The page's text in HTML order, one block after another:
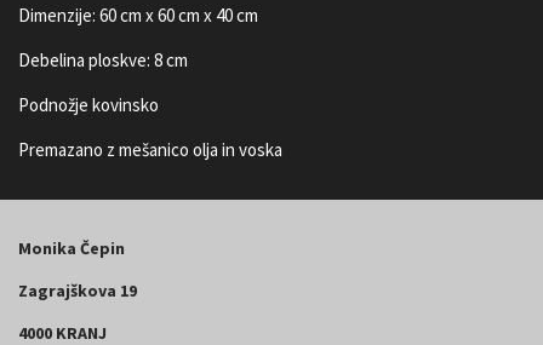
Dimenzije: 60 cm x 60 cm x 40 cm
Debelina ploskve: 8 cm
Podnožje kovinsko
Premazano z mešanico olja in voska
Monika Čepin
Zagrajškova 19
4000 KRANJ